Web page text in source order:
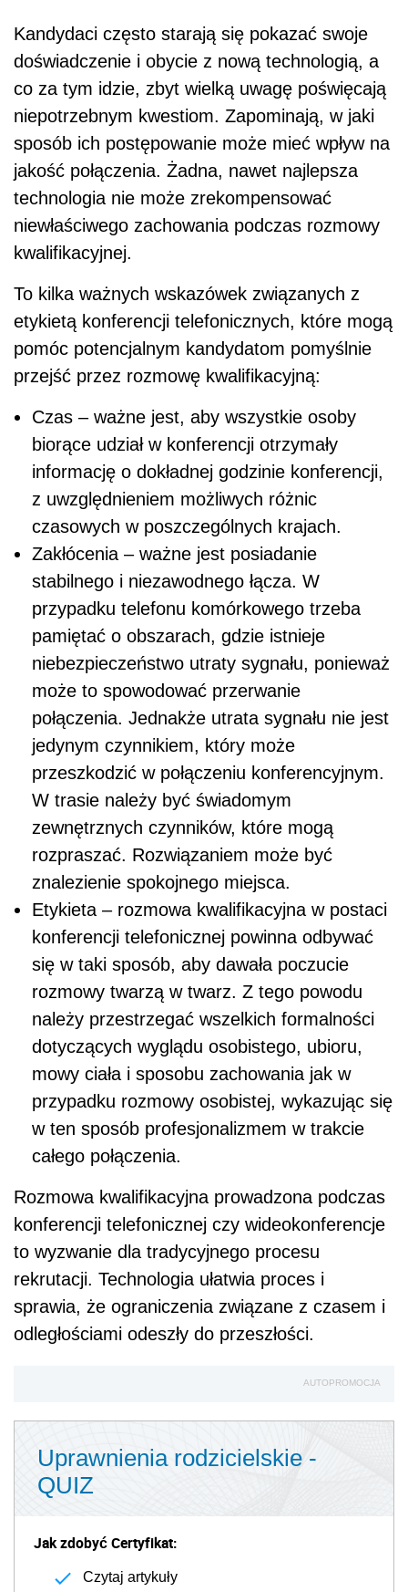
Kandydaci często starają się pokazać swoje
doświadczenie i obycie z nową technologią, a
co za tym idzie, zbyt wielką uwagę poświęcają
niepotrzebnym kwestiom. Zapominają, w jaki
sposób ich postępowanie może mieć wpływ na
jakość połączenia. Żadna, nawet najlepsza
technologia nie może zrekompensować
niewłaściwego zachowania podczas rozmowy
kwalifikacyjnej.
To kilka ważnych wskazówek związanych z
etykietą konferencji telefonicznych, które mogą
pomóc potencjalnym kandydatom pomyślnie
przejść przez rozmowę kwalifikacyjną:
Czas – ważne jest, aby wszystkie osoby
biorące udział w konferencji otrzymały
informację o dokładnej godzinie konferencji,
z uwzględnieniem możliwych różnic
czasowych w poszczególnych krajach.
Zakłócenia – ważne jest posiadanie
stabilnego i niezawodnego łącza. W
przypadku telefonu komórkowego trzeba
pamiętać o obszarach, gdzie istnieje
niebezpieczeństwo utraty sygnału, ponieważ
może to spowodować przerwanie
połączenia. Jednakże utrata sygnału nie jest
jedynym czynnikiem, który może
przeszkodzić w połączeniu konferencyjnym.
W trasie należy być świadomym
zewnętrznych czynników, które mogą
rozpraszać. Rozwiązaniem może być
znalezienie spokojnego miejsca.
Etykieta – rozmowa kwalifikacyjna w postaci
konferencji telefonicznej powinna odbywać
się w taki sposób, aby dawała poczucie
rozmowy twarzą w twarz. Z tego powodu
należy przestrzegać wszelkich formalności
dotyczących wyglądu osobistego, ubioru,
mowy ciała i sposobu zachowania jak w
przypadku rozmowy osobistej, wykazując się
w ten sposób profesjonalizmem w trakcie
całego połączenia.
Rozmowa kwalifikacyjna prowadzona podczas
konferencji telefonicznej czy wideokonferencje
to wyzwanie dla tradycyjnego procesu
rekrutacji. Technologia ułatwia proces i
sprawia, że ograniczenia związane z czasem i
odległościami odeszły do przeszłości.
AUTOPROMOCJA
Uprawnienia rodzicielskie -
QUIZ
Jak zdobyć Certyfikat:
Czytaj artykuły